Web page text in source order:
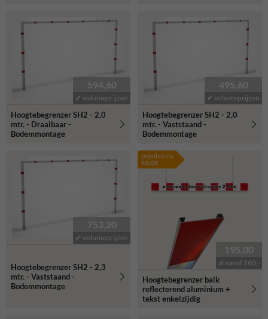
594,60
✔ volumeprijzen
Hoogtebegrenzer SH2 - 2,0
mtr. - Draaibaar -
Bodemmontage
495,60
✔ volumeprijzen
Hoogtebegrenzer SH2 - 2,0
mtr. - Vaststaand -
Bodemmontage
753,20
✔ volumeprijzen
Hoogtebegrenzer SH2 - 2,3
mtr. - Vaststaand -
Bodemmontage
populairste
keuze
195,00
al vanaf 160,-
Hoogtebegrenzer balk
reflecterend aluminium +
tekst enkelzijdig